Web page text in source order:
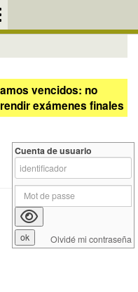
vencidos: no
exámenes finales
Cuenta de usuario
Olvidé mi contraseña